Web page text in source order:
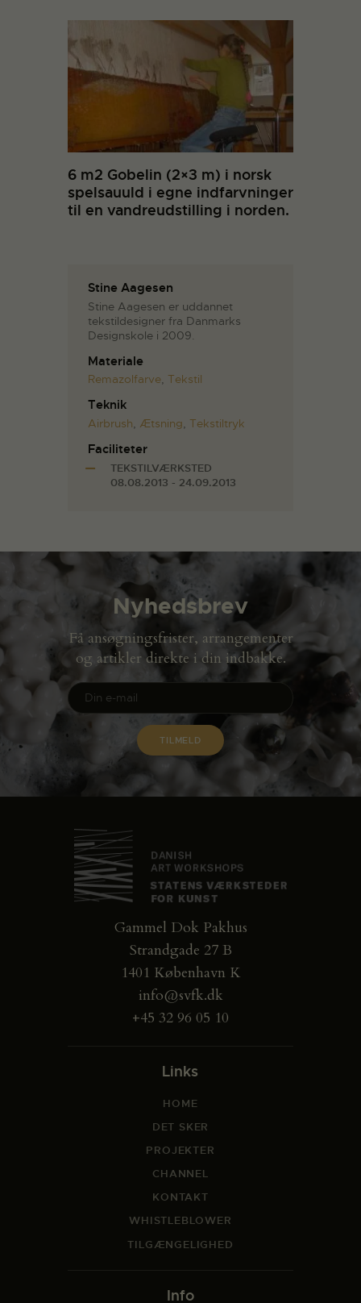
6 m2 Gobelin (2×3 m) i norsk
spelsauuld i egne indfarvninger
til en vandreudstilling i norden.
Stine Aagesen
Stine Aagesen er uddannet
tekstildesigner fra Danmarks
Designskole i 2009.
Materiale
Remazolfarve, Tekstil
Teknik
Airbrush, Ætsning, Tekstiltryk
Faciliteter
TEKSTILVÆRKSTED
08.08.2013 - 24.09.2013
Nyhedsbrev
Få ansøgningsfrister, arrangementer
og artikler direkte i din indbakke.
Gammel Dok Pakhus
Strandgade 27 B
1401 København K
info@svfk.dk
+45 32 96 05 10
Links
HOME
DET SKER
PROJEKTER
CHANNEL
KONTAKT
WHISTLEBLOWER
TILGÆNGELIGHED
Info